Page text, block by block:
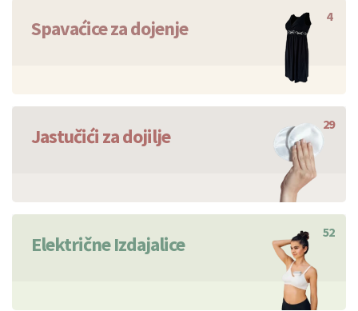
Spavaćice za dojenje 4
Jastučići za dojilje 29
Električne Izdajalice 52